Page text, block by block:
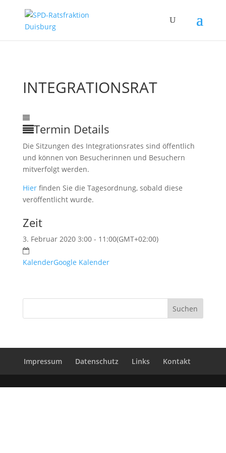
INTEGRATIONSRAT
Termin Details
Die Sitzungen des Integrationsrates sind öffentlich
und können von Besucherinnen und Besuchern
mitverfolgt werden.
Hierfinden Sie die Tagesordnung, sobald diese
veröffentlicht wurde.
Zeit
3. Februar 2020 3:00 - 11:00(GMT+02:00)
KalenderGoogle Kalender
Impressum Datenschutz Links Kontakt